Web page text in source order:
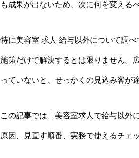
も成果が出ないため、次に何を変える
特に美容室 求人 給与以外について調
施策だけで解決するとは限りません。
っていないと、せっかくの見込み客が
この記事では「美容室求人で給与以外
原因、見直す順番、実務で使えるチェ